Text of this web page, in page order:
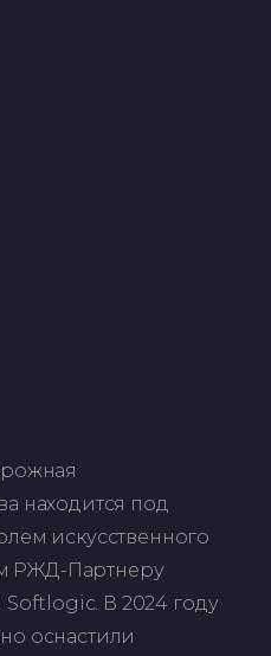
находится под
искусственного
РЖД-Партнеру
Softlogic. В 2024 году
оснастили